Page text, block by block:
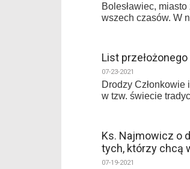
Bolesławiec,
wszech czasów. W
List
07-23-2021
Drodzy
w tzw. świecie
Ks. Najmowicz o
tych, którzy chcą
07-19-2021